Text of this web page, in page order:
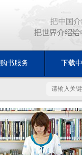
购书服务 下载